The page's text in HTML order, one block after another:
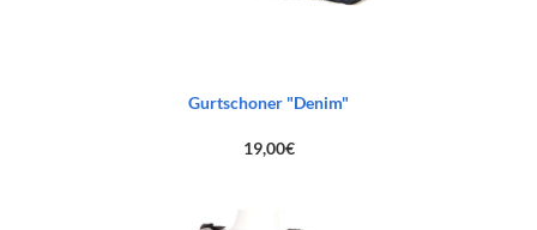
Gurtschoner "Denim"
19,00€